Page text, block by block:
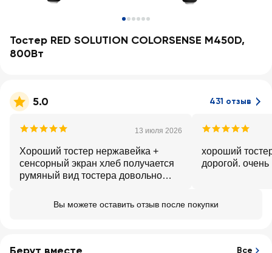
Тостер RED SOLUTION COLORSENSE M450D,
800Вт
5.0 431 отзыв
13 июля 2026
Хороший тостер нержавейка +
сенсорный экран хлеб получается
румяный вид тостера довольно
хороший
дорогой.
Вы можете оставить отзыв после покупки
Все